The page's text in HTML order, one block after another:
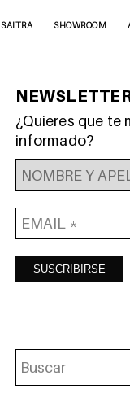
SAITRA SHOWROOM
¿Quieres que te
informado?